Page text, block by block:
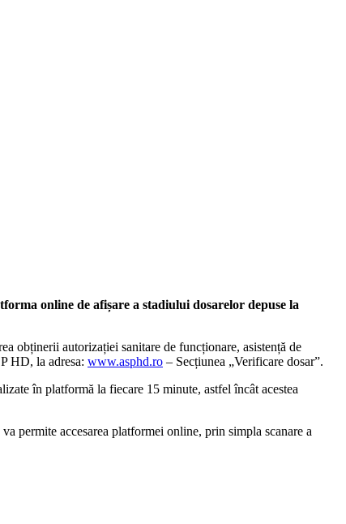
online de afișare a stadiului dosarelor depuse la
obținerii autorizației sanitare de funcționare, asistență de
HD, la adresa: www.asphd.ro – Secțiunea „Verificare dosar”.
în platformă la fiecare 15 minute, astfel încât acestea
permite accesarea platformei online, prin simpla scanare a